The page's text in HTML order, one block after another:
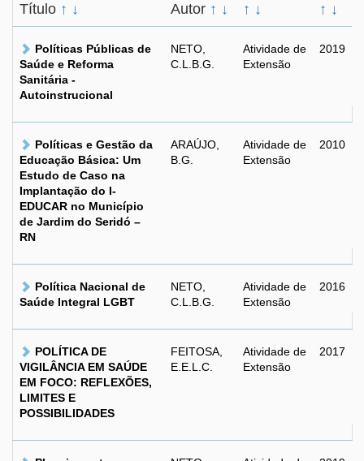
Título ↑ ↓ Autor ↑ ↓
↑ ↓
↑ ↓
Políticas Públicas de
Saúde e Reforma
Sanitária -
Autoinstrucional
NETO,
C.L.B.G.
Atividade de
Extensão
2019
Políticas e Gestão da
Educação Básica: Um
Estudo de Caso na
Implantação do I-
EDUCAR no Município
de Jardim do Seridó –
RN
ARAÚJO,
B.G.
Atividade de
Extensão
2010
Política Nacional de
Saúde Integral LGBT
NETO,
C.L.B.G.
Atividade de
Extensão
2016
POLÍTICA DE
VIGILÂNCIA EM SAÚDE
EM FOCO: REFLEXÕES,
LIMITES E
POSSIBILIDADES
FEITOSA,
E.E.L.C.
Atividade de
Extensão
2017